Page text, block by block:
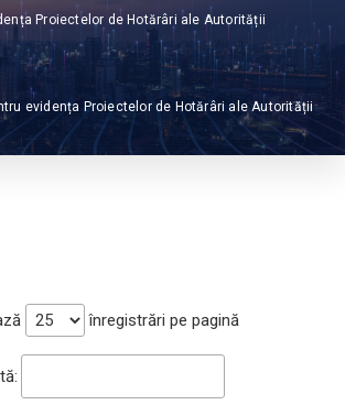
Proiectelor de Hotărâri ale Autorității
evidența Proiectelor de Hotărâri ale Autorității
înregistrări pe pagină